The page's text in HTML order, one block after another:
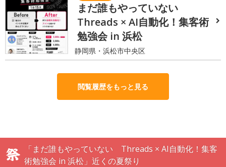
まだ誰もやっていない
Threads × AI自動化！集客術
勉強会 in 浜松
静岡県・浜松市中央区
閲覧履歴をもっと見る
「まだ誰もやっていない Threads × AI自動化！集客
術勉強会 in 浜松」近くの夏祭り